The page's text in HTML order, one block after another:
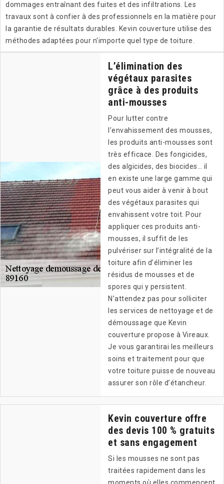
dommages entraînant des fuites et des infiltrations. Les
travaux sont à confier à des professionnels en la matière pour
la garantie de résultats durables. Kevin couverture utilise des
méthodes adaptées pour n'importe quel type de toiture.
L’élimination des
végétaux parasites
grâce à des produits
anti-mousses
Pour lutter contre
l’envahissement des mousses,
les produits anti-mousses sont
très efficace. Des fongicides,
des algicides, des biocides… il
en existe une large gamme qui
peut vous aider à venir à bout
des végétaux parasites qui
envahissent votre toit. Pour
appliquer ces produits anti-
mousses, il suffit de les
pulvériser sur l’intégralité de la
toiture afin d’éliminer les
résidus de mousses et de
spores qui y persistent.
N’attendez pas pour solliciter
les services de nettoyage et de
démoussage que Kevin
couverture propose à Vireaux.
Je vous garantirai les meilleurs
soins et traitement pour que
votre toiture puisse de nouveau
assurer son rôle d’étancheur.
Kevin couverture offre
des devis 100 % gratuits
et sans engagement
Si les mousses ne sont pas
traitées rapidement dans les